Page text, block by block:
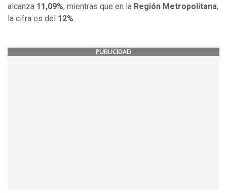
alcanza 11,09%, mientras que en la Región Metropolitana,
la cifra es del 12%.
PUBLICIDAD